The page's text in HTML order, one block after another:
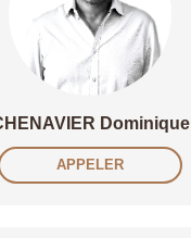
Dominique
APPELER